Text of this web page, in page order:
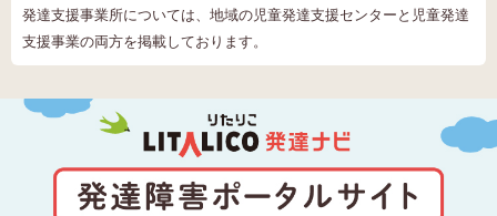
発達支援事業所については、地域の児童発達支援センターと児童発達
支援事業の両方を掲載しております。